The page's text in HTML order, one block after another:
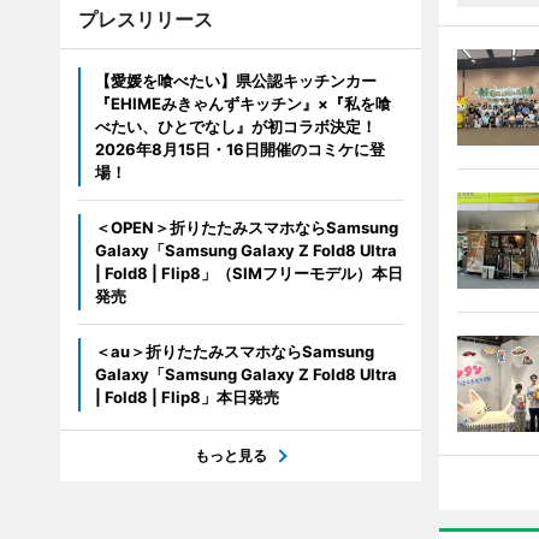
プレスリリース
【愛媛を喰べたい】県公認キッチンカー
『EHIMEみきゃんずキッチン』×『私を喰
べたい、ひとでなし』が初コラボ決定！
2026年8月15日・16日開催のコミケに登
場！
＜OPEN＞折りたたみスマホならSamsung
Galaxy「Samsung Galaxy Z Fold8 Ultra
| Fold8 | Flip8」（SIMフリーモデル）本日
発売
＜au＞折りたたみスマホならSamsung
Galaxy「Samsung Galaxy Z Fold8 Ultra
| Fold8 | Flip8」本日発売
もっと見る